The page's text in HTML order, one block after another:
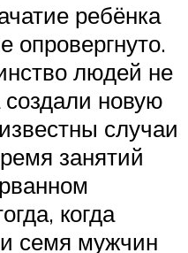
ребёнка
опровергнуто.
людей не
создали новую
случаи
занятий
когда
семя мужчин